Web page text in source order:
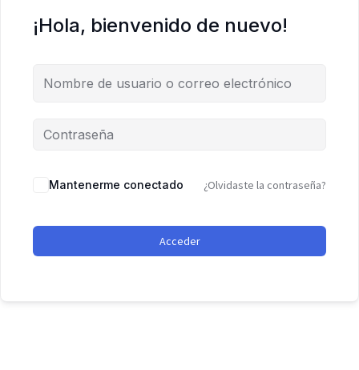
¡Hola, bienvenido de nuevo!
Mantenerme conectado ¿Olvidaste la contraseña?
Acceder